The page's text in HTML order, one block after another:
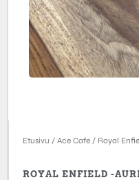
Etusivu / Ace Cafe / Royal
ROYAL ENFIELD -